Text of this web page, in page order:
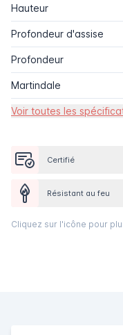
Hauteur
Profondeur d'assise
Profondeur
Martindale
Voir toutes les
Certifié
Résistant au feu
Cliquez sur l'icône pour